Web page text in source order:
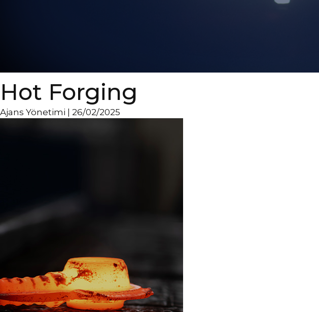
Hot Forging
Ajans Yönetimi 26/02/2025